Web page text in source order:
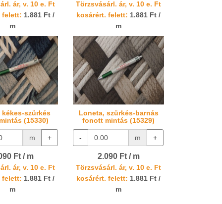
ár, v. 10 e. Ft
felett: 1.881 Ft /
m
Törzsvásárl. ár, v. 10 e. Ft
kosárért. felett: 1.881 Ft /
m
kékes-szürkés
(15330)
m +
Ft / m
ár, v. 10 e. Ft
felett: 1.881 Ft /
m
Loneta, szürkés-barnás
fonott mintás (15329)
- m +
2.090 Ft / m
Törzsvásárl. ár, v. 10 e. Ft
kosárért. felett: 1.881 Ft /
m